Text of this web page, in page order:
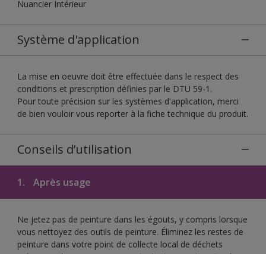
Nuancier Intérieur
Système d'application
La mise en oeuvre doit être effectuée dans le respect des
conditions et prescription définies par le DTU 59-1.
Pour toute précision sur les systèmes d'application, merci
de bien vouloir vous reporter à la fiche technique du produit.
Conseils d’utilisation
1. Après usage
Ne jetez pas de peinture dans les égouts, y compris lorsque
vous nettoyez des outils de peinture. Éliminez les restes de
peinture dans votre point de collecte local de déchets